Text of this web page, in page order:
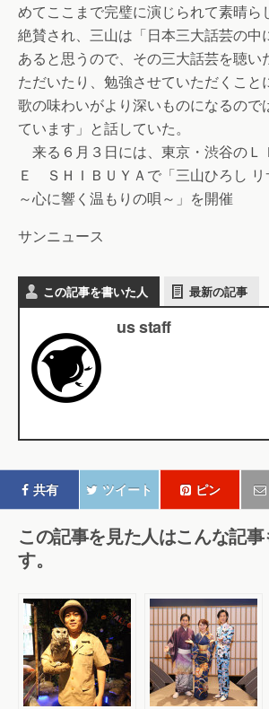
めてここまで完璧に演じられて素晴ら
絶賛され、三山は「日本三大話芸の中
あると思うので、その三大話芸を聴い
ただいたり、勉強させていただくこと
歌の味わいがより深いものになるので
ています」と話していた。
来る６月３日には、東京・渋谷の
Ｅ ＳＨＩＢＵＹＡで「三山ひろし リ
～心に響く温もりの唄～」を開催
サンニュース
この記事を書いた人 最新の記事
us staff
共有 ツイート ピン
この記事を見た人はこんな記
す。